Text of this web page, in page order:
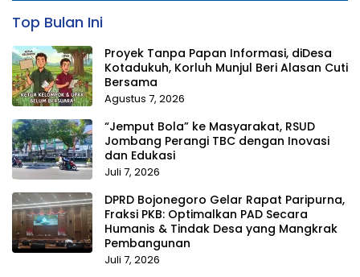
Top Bulan Ini
Proyek Tanpa Papan Informasi, diDesa
Kotadukuh, Korluh Munjul Beri Alasan Cuti
Bersama
Agustus 7, 2026
“Jemput Bola” ke Masyarakat, RSUD
Jombang Perangi TBC dengan Inovasi
dan Edukasi
Juli 7, 2026
DPRD Bojonegoro Gelar Rapat Paripurna,
Fraksi PKB: Optimalkan PAD Secara
Humanis & Tindak Desa yang Mangkrak
Pembangunan
Juli 7, 2026